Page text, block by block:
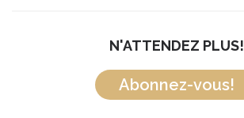
N'ATTENDEZ PLUS!
Abonnez-vous!